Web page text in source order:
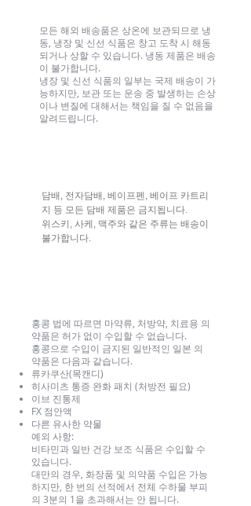
모든 해외 배송품은 상온에 보관되므로 냉
동, 냉장 및 신선 식품은 창고 도착 시 해동
되거나 상할 수 있습니다. 냉동 제품은 배송
이 불가합니다.
냉장 및 신선 식품의 일부는 국제 배송이 가
능하지만, 보관 또는 운송 중 발생하는 손상
이나 변질에 대해서는 책임을 질 수 없음을
알려드립니다.
담배, 전자담배, 베이프펜, 베이프 카트리
지 등 모든 담배 제품은 금지됩니다.
위스키, 사케, 맥주와 같은 주류는 배송이
불가합니다.
홍콩 법에 따르면 마약류, 처방약, 치료용 의
약품은 허가 없이 수입할 수 없습니다.
홍콩으로 수입이 금지된 일반적인 일본 의
약품은 다음과 같습니다.
류카쿠산(목캔디)
히사미츠 통증 완화 패치 (처방전 필요)
이브 진통제
FX 점안액
다른 유사한 약물
예외 사항:
비타민과 일반 건강 보조 식품은 수입할 수
있습니다.
대만의 경우, 화장품 및 의약품 수입은 가능
하지만, 한 번의 선적에서 전체 수하물 부피
의 3분의 1을 초과해서는 안 됩니다.